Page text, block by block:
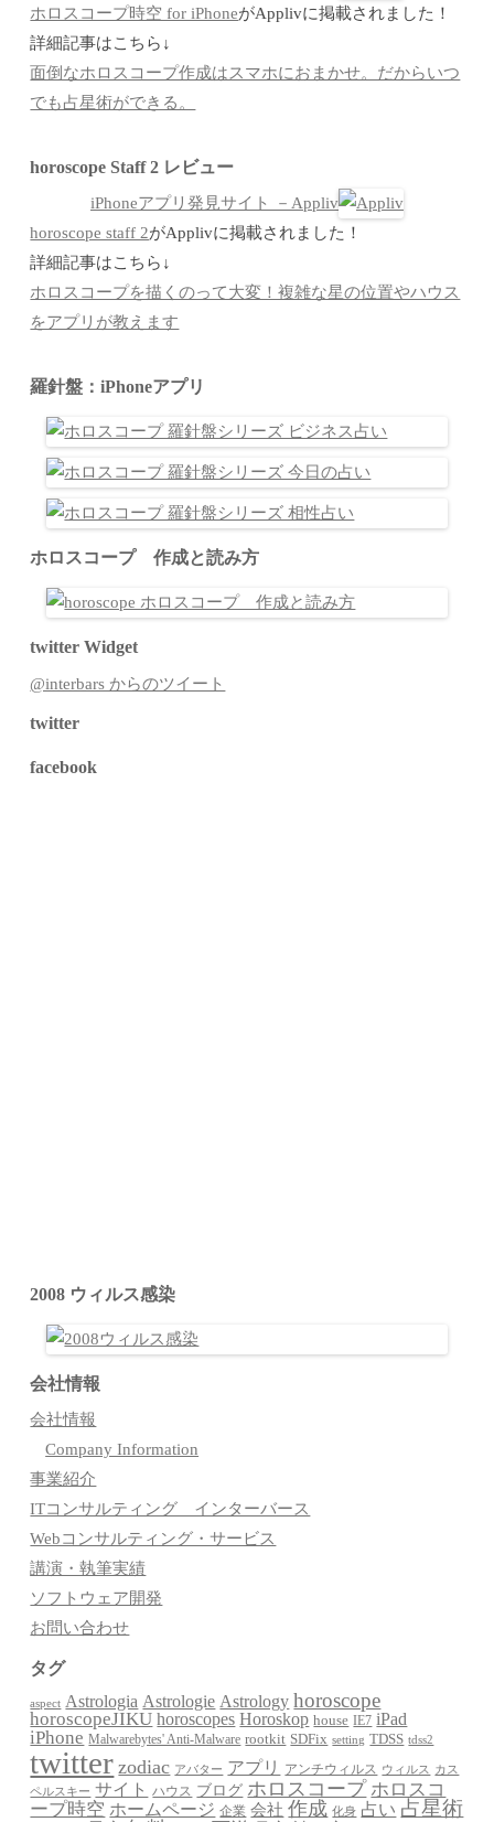
ホロスコープ時空 for iPhoneがApplivに掲載されました！
詳細記事はこちら↓
面倒なホロスコープ作成はスマホにおまかせ。だからいつ
でも占星術ができる。
horoscope Staff 2 レビュー
iPhoneアプリ発見サイト －Appliv
horoscope staff 2がApplivに掲載されました！
詳細記事はこちら↓
ホロスコープを描くのって大変！複雑な星の位置やハウス
をアプリが教えます
羅針盤：iPhoneアプリ
ホロスコープ 作成と読み方
twitter Widget
@interbars からのツイート
twitter
facebook
2008 ウィルス感染
会社情報
会社情報
Company Information
事業紹介
ITコンサルティング インターバース
Webコンサルティング・サービス
講演・執筆実績
ソフトウェア開発
お問い合わせ
タグ
aspect Astrologia Astrologie Astrology horoscope
horoscopeJIKU horoscopes Horoskop house IE7 iPad
iPhone Malwarebytes' Anti-Malware rootkit SDFix setting TDSS tdss2
twitter zodiac アバター アプリ アンチウィルス ウィルス カス
ペルスキー サイト ハウス ブログ ホロスコープ ホロスコ
ープ時空 ホームページ 企業 会社 作成 化身 占い 占星術